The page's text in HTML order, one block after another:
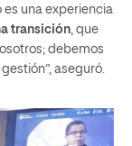
una experiencia
transición , que
debemos
aseguró.